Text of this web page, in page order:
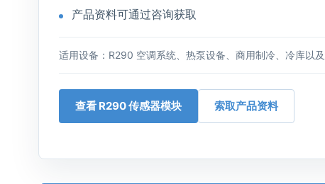
产品资料可通过咨询获取
适用设备：R290 空调系统、热泵设备、商用制冷、冷库以及
查看 R290 传感器模块 索取产品资料